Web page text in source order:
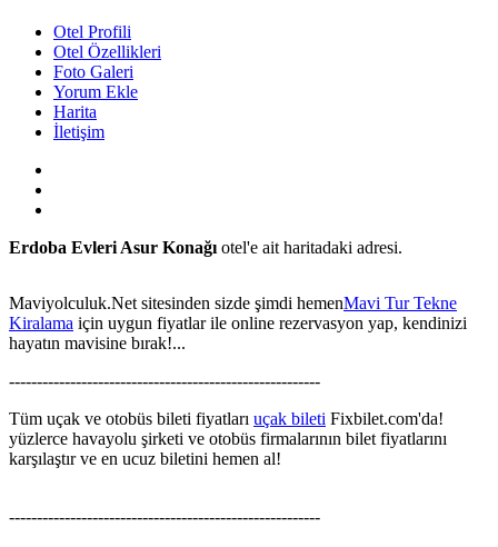
Otel Profili
Otel Özellikleri
Foto Galeri
Yorum Ekle
Harita
İletişim
Erdoba Evleri Asur Konağı otel'e ait haritadaki adresi.
This page can't load Google Maps correctly.
Maviyolculuk.Net sitesinden sizde şimdi hemenMavi Tur Tekne
Kiralama için uygun fiyatlar ile online rezervasyon yap, kendinizi
hayatın mavisine bırak!...
--------------------------------------------------------
Tüm uçak ve otobüs bileti fiyatları uçak bileti Fixbilet.com'da!
yüzlerce havayolu şirketi ve otobüs firmalarının bilet fiyatlarını
karşılaştır ve en ucuz biletini hemen al!
--------------------------------------------------------